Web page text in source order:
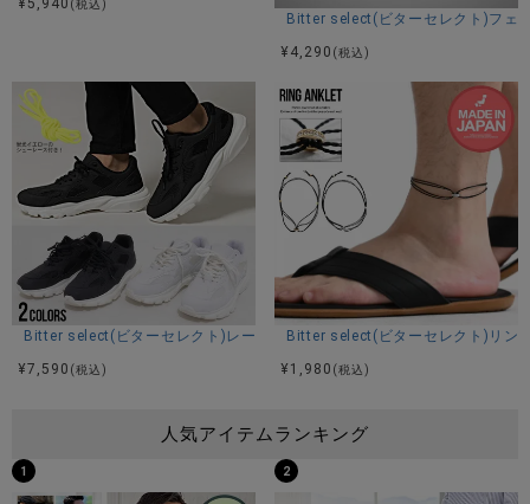
¥ 5,940 (税込)
Bitter select(ビターセレクト)フェ
¥ 4,290 (税込)
Bitter select(ビターセレクト)レースアップボリュームスニーカー/全2色
¥7,590 (税込)
Bitter select(ビターセレクト)リン
¥ 1,980 (税込)
人気アイテムランキング
1 2